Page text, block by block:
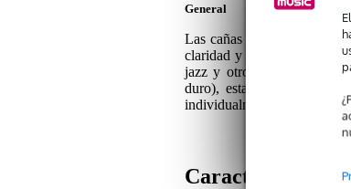
General
Las cañas sin lengüeta
claridad y un sonido vivo.
jazz y otros estilos
duro), estas cañas
individualmente en papeles
Características